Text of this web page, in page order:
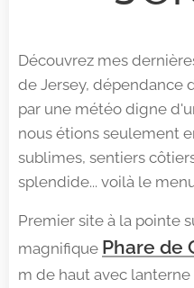
Découvrez mes
de Jersey, dépendance
par une météo digne
nous étions seulement
sublimes, sentiers
splendide... voilà le
Premier site à la pointe
magnifique Phare de
m de haut avec